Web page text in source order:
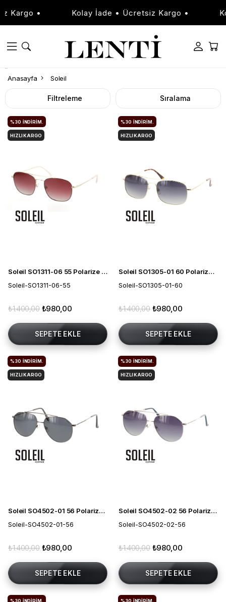
• Kolay İade • Ücretsiz Kargo •
Anasayfa Soleil
Filtreleme Sıralama
Soleil SO1311-06 55 Polarize Erkek Güneş Gözlüğü
Soleil-SO1311-06-55
₺980,00
₺1.400,00
SEPETE EKLE
%30 İNDIRIM.
HIZLI KARGO
Soleil SO1305-01 60 Polarize Erkek Güneş Gözlüğü
Soleil-SO1305-01-60
₺980,00
₺1.400,00
SEPETE EKLE
%30 İNDIRIM.
HIZLI KARGO
Soleil SO4502-01 56 Polarize Erkek Güneş Gözlüğü
Soleil-SO4502-01-56
₺980,00
₺1.400,00
SEPETE EKLE
%30 İNDIRIM.
HIZLI KARGO
Soleil SO4502-02 56 Polarize Erkek Güneş Gözlüğü
Soleil-SO4502-02-56
₺980,00
₺1.400,00
SEPETE EKLE
%30 İNDIRIM.
HIZLI KARGO
%30 İNDIRIM. %30 İNDIRIM.